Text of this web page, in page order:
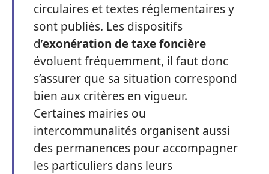
circulaires et textes réglementaires y
sont publiés. Les dispositifs
d’exonération de taxe foncière
évoluent fréquemment, il faut donc
s’assurer que sa situation correspond
bien aux critères en vigueur.
Certaines mairies ou
intercommunalités organisent aussi
des permanences pour accompagner
les particuliers dans leurs